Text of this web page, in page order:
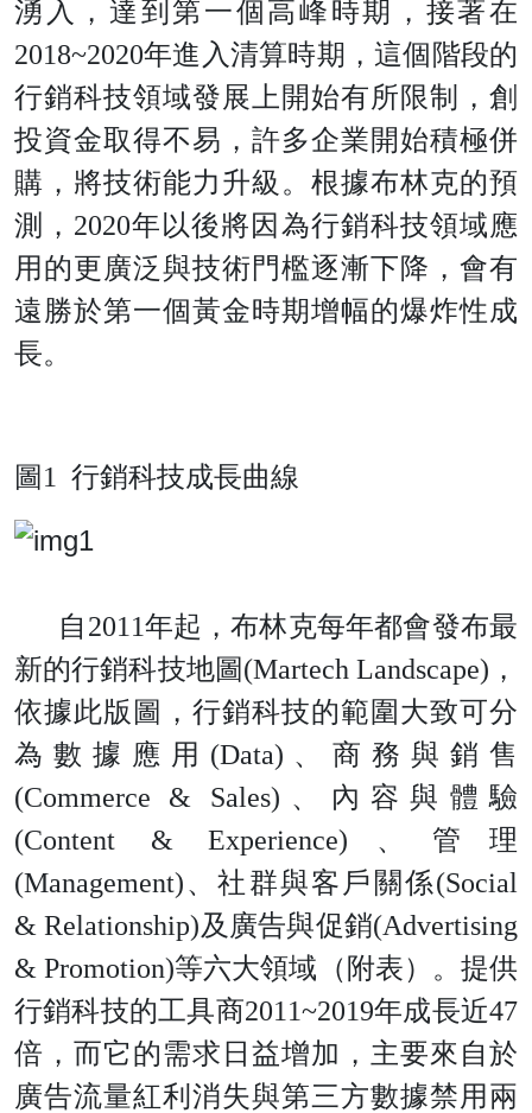
湧入，達到第一個高峰時期，接著在
2018~2020年進入清算時期，這個階段的
行銷科技領域發展上開始有所限制，創
投資金取得不易，許多企業開始積極併
購，將技術能力升級。根據布林克的預
測
， 2020年以後將因為行銷科技領域應
用的更廣泛與技術門檻逐漸下降，會有
遠勝於第一個黃金時期增幅的爆炸性成
長。
圖 1 行銷科技成長曲線
自 201 1年起，布林克每年都會發布最
新的行銷科技地圖(Martech Landscape) ，
依據此版圖，行銷科技的範圍大致可分
為數據應 用 (Data) 、商務與銷售
(Commerce & Sales) 、內容與體驗
(Content & Experience) 、管理
(Management)、社群與客戶關係(Social
& Relationship)及廣告與促銷(Advertising
& Promotion)等六大領域（附表）。提供
行銷科技的工具商2011~2019年成長近47
倍，而它的需求日益增加，主要來自於
廣告流量紅利消失與第三方數據禁用兩